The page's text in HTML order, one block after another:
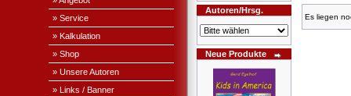
» Service
» Kalkulation
» Shop
» Unsere Autoren
» Links / Banner
Autoren/Hrsg.
Neue Produkte
Es liegen